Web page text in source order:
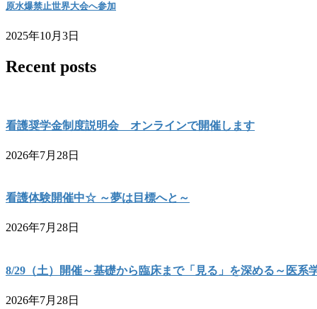
原水爆禁止世界大会へ参加
2025年10月3日
Recent posts
看護奨学金制度説明会 オンラインで開催します
2026年7月28日
看護体験開催中☆ ～夢は目標へと～
2026年7月28日
8/29（土）開催～基礎から臨床まで「見る」を深める～医系
2026年7月28日